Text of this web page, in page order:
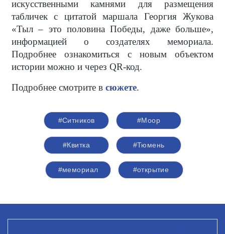
искусственными камнями для размещения
табличек с цитатой маршала Георгия Жукова
«Тыл – это половина Победы, даже больше»,
информацией о создателях мемориала.
Подробнее ознакомиться с новым объектом
истории можно и через QR-код.
Подробнее смотрите в сюжете.
#Ситников #Моор
#Квитка #Тюмень
#мемориал #открытие